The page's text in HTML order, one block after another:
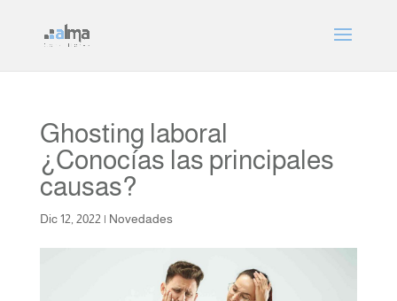
Ghosting laboral
¿Conocías las principales
causas?
Dic 12, 2022 | Novedades